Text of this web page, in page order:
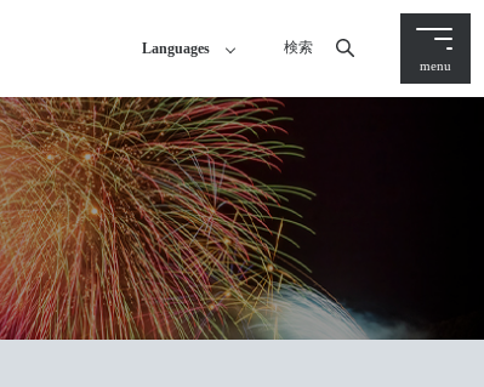
Languages 検索
menu